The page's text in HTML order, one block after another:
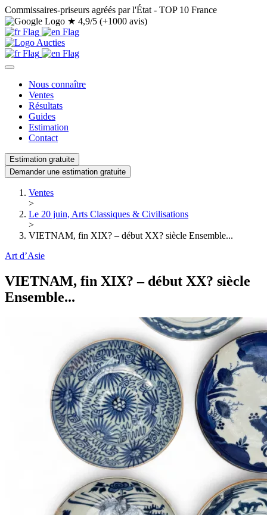
Commissaires-priseurs agréés par l'État - TOP 10 France
★ 4,9/5 (+1000 avis)
Nous connaître
Ventes
Résultats
Guides
Estimation
Contact
Estimation gratuite
Demander une estimation gratuite
Ventes
>
Le 20 juin, Arts Classiques & Civilisations
>
VIETNAM, fin XIX? – début XX? siècle Ensemble...
Art d’Asie
VIETNAM, fin XIX? – début XX? siècle
Ensemble...